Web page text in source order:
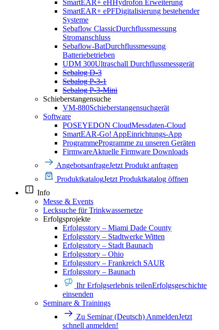
SmartEAR+ eHHydrofon Erweiterung
SmartEAR+ ePFDigitalisierung bestehender
Systeme
Sebaflow ClassicDurchflussmessung
Stromanschluss
Sebaflow-BatDurchflussmessung
Batteriebetrieben
UDM 300Ultraschall Durchflussmessgerät
Sebalog D-3
Sebalog P-3-1
Sebalog P-3-Mini
Schieberstangensuche
VM-880Schieberstangensuchgerät
Software
POSEYEDON CloudMessdaten-Cloud
SmartEAR-Go! AppEinrichtungs-App
ProgrammeProgramme zu unseren Geräten
FirmwareAktuelle Firmware Downloads
AngebotsanfrageJetzt Produkt anfragen
ProduktkatalogJetzt Produktkatalog öffnen
Info
Messe & Events
Lecksuche für Trinkwassernetze
Erfolgsprojekte
Erfolgsstory – Miami Dade County
Erfolgsstory – Stadtwerke Witten
Erfolgsstory – Stadt Baunach
Erfolgsstory – Ohio
Erfolgsstory – Frankreich SAUR
Erfolgsstory – Baunach
Ihr Erfolgserlebnis teilenErfolgsgeschichte
einsenden
Seminare & Trainings
Zu Seminar (Deutsch) AnmeldenJetzt
schnell anmelden!